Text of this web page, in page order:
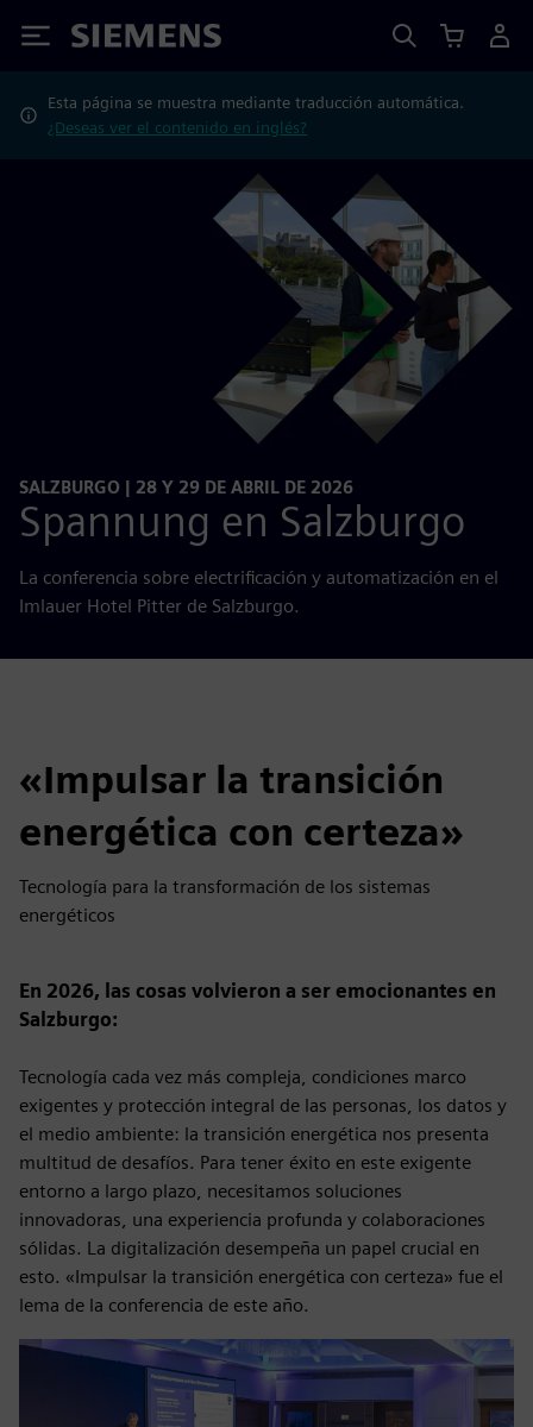
Siemens
Esta página se muestra mediante traducción automática.
¿Deseas ver el contenido en inglés?
SALZBURGO | 28 Y 29 DE ABRIL DE 2026
Spannung en Salzburgo
La conferencia sobre electrificación y automatización en el
Imlauer Hotel Pitter de Salzburgo.
«Impulsar la transición
energética con certeza»
Tecnología para la transformación de los sistemas
energéticos
En 2026, las cosas volvieron a ser emocionantes en
Salzburgo:
Tecnología cada vez más compleja, condiciones marco
exigentes y protección integral de las personas, los datos y
el medio ambiente: la transición energética nos presenta
multitud de desafíos. Para tener éxito en este exigente
entorno a largo plazo, necesitamos soluciones
innovadoras, una experiencia profunda y colaboraciones
sólidas. La digitalización desempeña un papel crucial en
esto. «Impulsar la transición energética con certeza» fue el
lema de la conferencia de este año.